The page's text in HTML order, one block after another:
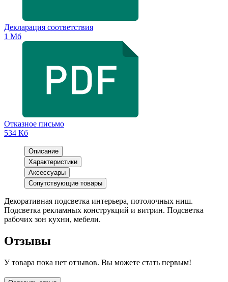
Декларация соответствия
1 Мб
Отказное письмо
534 Кб
Описание
Характеристики
Аксессуары
Сопутствующие товары
Декоративная подсветка интерьера, потолочных ниш.
Подсветка рекламных конструкций и витрин. Подсветка
рабочих зон кухни, мебели.
Отзывы
У товара пока нет отзывов. Вы можете стать первым!